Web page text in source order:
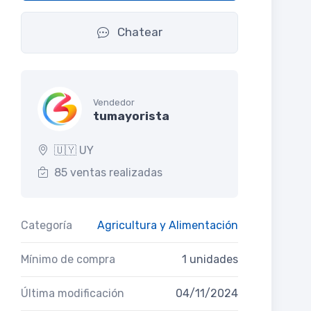
Chatear
Vendedor
tumayorista
🇺🇾 UY
85 ventas realizadas
Categoría Agricultura y Alimentación
Mínimo de compra 1 unidades
Última modificación 04/11/2024